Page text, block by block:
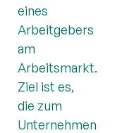
eines
Arbeitgebers
am
Arbeitsmarkt.
Ziel ist es,
die zum
Unternehmen